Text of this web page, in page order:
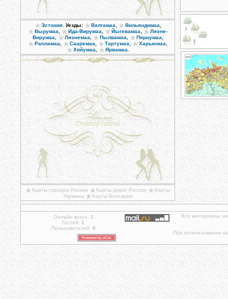
Эстония. Уезды: Валгамаа Вильяндимаа
Вырумаа Ида-Вирумаа Йыгевамаа
Ляэне-
Вирумаа
Ляэнемаа Пылвамаа Пярнумаа
Рапламаа Сааремаа Тартумаа Харьюмаа
Хийумаа Ярвамаа
Карты городов России Карты дорог России
Карты
Украины
Карты Болгарии
Онлайн всего: 1
Гостей: 1
Пользователей: 0
Все материалы,
При использовании